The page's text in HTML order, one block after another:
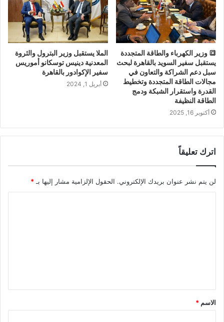
🔳 وزير الكهرباء والطاقة المتجددة
يستقبل سفير السويد بالقاهرة لبحث
سبل دعم الشراكة والتعاون في
مجالات الطاقة المتجددة وتخطيط
القدرة واستقرار الشبكة ودمج
الطاقة النظيفة
أكتوبر 16, 2025
الملا يستقبل وزير البترول والثروة
المعدنية دينيس توسكانو أموريس
سفير الإكوادور بالقاهرة
أبريل 1, 2024
اترك تعليقاً
لن يتم نشر عنوان بريدك الإلكتروني. الحقول الإلزامية مشار إليها بـ*
ق
*
الاسم *